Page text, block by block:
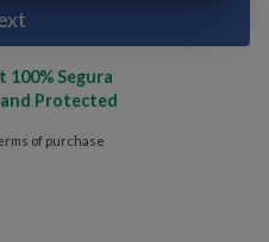
100% Segura
Protected
of purchase